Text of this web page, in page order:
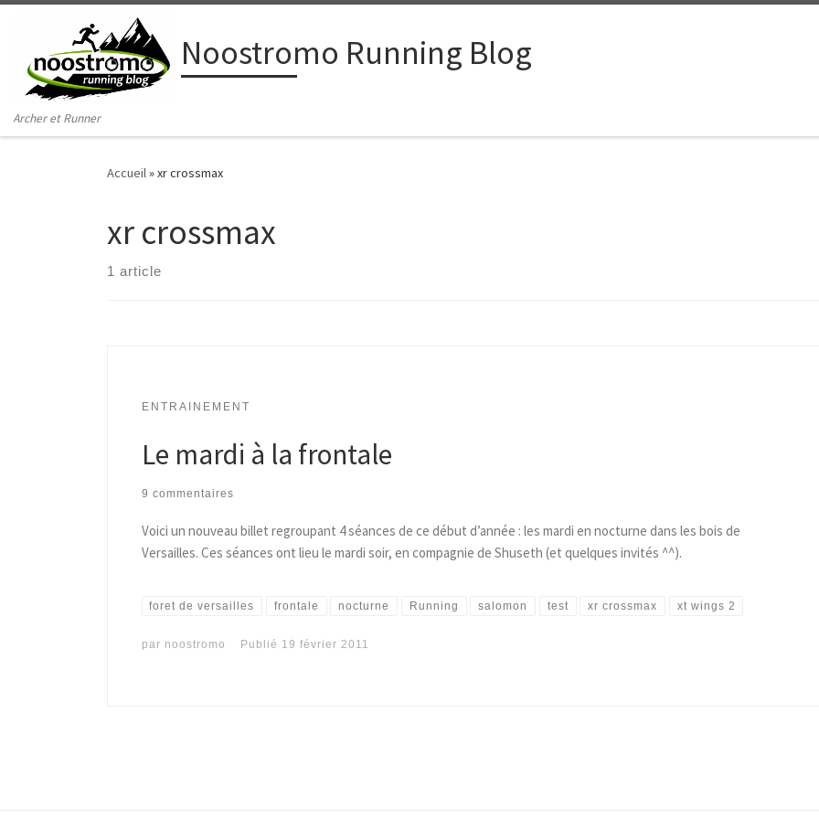
Passer au contenu
Noostromo Running Blog
Archer et Runner
Accueil»xr crossmax
xr crossmax
1 article
ENTRAINEMENT
Le mardi à la frontale
9 commentaires
Voici un nouveau billet regroupant 4 séances de ce début d’année : les mardi en nocturne dans les bois de
Versailles. Ces séances ont lieu le mardi soir, en compagnie de Shuseth (et quelques invités ^^).
foret de versailles frontale nocturne Running salomon test xr crossmax xt wings 2
par noostromo Publié 19 février 2011